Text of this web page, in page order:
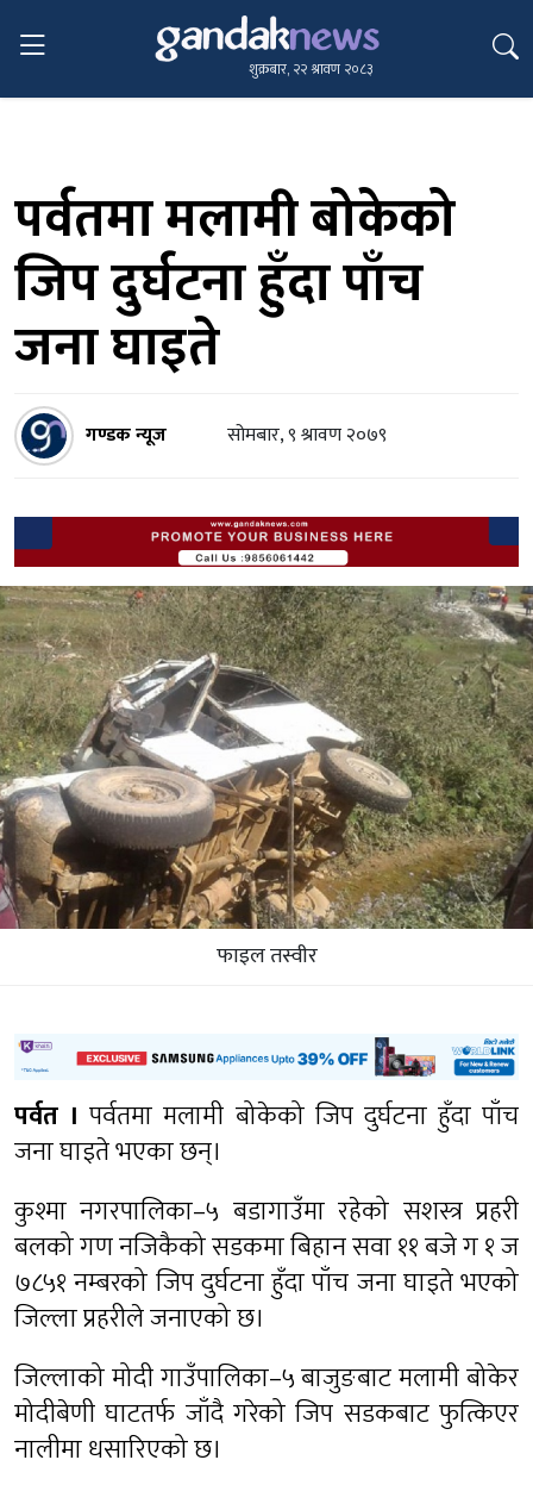
शुक्रबार, २२ श्रावण २०८३
पर्वतमा मलामी बोकेको
जिप दुर्घटना हुँदा पाँच
जना घाइते
गण्डक न्यूज सोमबार, ९ श्रावण २०७९
फाइल तस्वीर
पर्वत । पर्वतमा मलामी बोकेको जिप दुर्घटना हुँदा पाँच
जना घाइते भएका छन्।
कुश्मा नगरपालिका–५ बडागाउँमा रहेको सशस्त्र प्रहरी
बलको गण नजिकैको सडकमा बिहान सवा ११ बजे ग १ ज
७८५१ नम्बरको जिप दुर्घटना हुँदा पाँच जना घाइते भएको
जिल्ला प्रहरीले जनाएको छ।
जिल्लाको मोदी गाउँपालिका–५ बाजुङबाट मलामी बोकेर
मोदीबेणी घाटतर्फ जाँदै गरेको जिप सडकबाट फुत्किएर
नालीमा धसारिएको छ।